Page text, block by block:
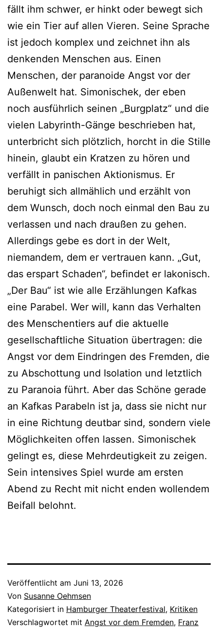
fällt ihm schwer, er hinkt oder bewegt sich
wie ein Tier auf allen Vieren. Seine Sprache
ist jedoch komplex und zeichnet ihn als
denkenden Menschen aus. Einen
Menschen, der paranoide Angst vor der
Außenwelt hat. Simonischek, der eben
noch ausführlich seinen „Burgplatz“ und die
vielen Labyrinth-Gänge beschrieben hat,
unterbricht sich plötzlich, horcht in die Stille
hinein, glaubt ein Kratzen zu hören und
verfällt in panischen Aktionismus. Er
beruhigt sich allmählich und erzählt von
dem Wunsch, doch noch einmal den Bau zu
verlassen und nach draußen zu gehen.
Allerdings gebe es dort in der Welt,
niemandem, dem er vertrauen kann. „Gut,
das erspart Schaden“, befindet er lakonisch.
„Der Bau“ ist wie alle Erzählungen Kafkas
eine Parabel. Wer will, kann das Verhalten
des Menschentiers auf die aktuelle
gesellschaftliche Situation übertragen: die
Angst vor dem Eindringen des Fremden, die
zu Abschottung und Isolation und letztlich
zu Paranoia führt. Aber das Schöne gerade
an Kafkas Parabeln ist ja, dass sie nicht nur
in eine Richtung deutbar sind, sondern viele
Möglichkeiten offen lassen. Simonischek
gelingt es, diese Mehrdeutigkeit zu zeigen.
Sein intensives Spiel wurde am ersten
Abend zu Recht mit nicht enden wollendem
Beifall belohnt.
Veröffentlicht am Juni 13, 2026
Von Susanne Oehmsen
Kategorisiert in Hamburger Theaterfestival, Kritiken
Verschlagwortet mit Angst vor dem Fremden, Franz